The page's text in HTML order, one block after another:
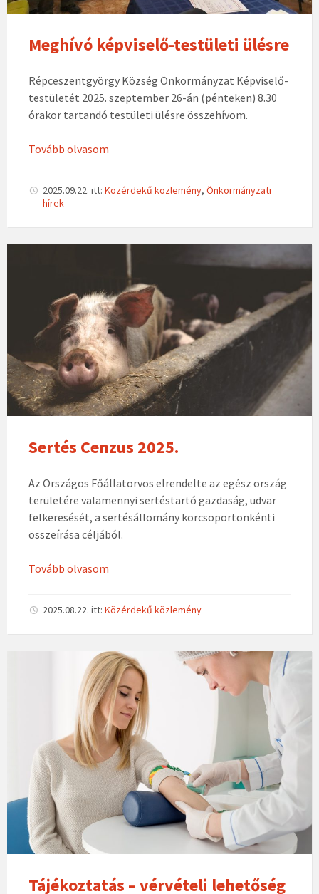
Meghívó képviselő-testületi ülésre
Répceszentgyörgy Község Önkormányzat Képviselő-
testületét 2025. szeptember 26-án (pénteken) 8.30
órakor tartandó testületi ülésre összehívom.
Tovább olvasom
2025.09.22. itt: Közérdekű közlemény, Önkormányzati
hírek
Sertés Cenzus 2025.
Az Országos Főállatorvos elrendelte az egész ország
területére valamennyi sertéstartó gazdaság, udvar
felkeresését, a sertésállomány korcsoportonkénti
összeírása céljából.
Tovább olvasom
2025.08.22. itt: Közérdekű közlemény
Tájékoztatás – vérvételi lehetőség